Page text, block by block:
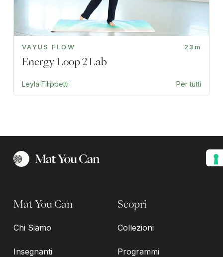
VAYUS FLOW 23m
Energy Loop 2 Lab
Leyla Filippetti Per tutti
Mat You Can
Chi Siamo
Insegnanti
Scopri
Collezioni
Programmi